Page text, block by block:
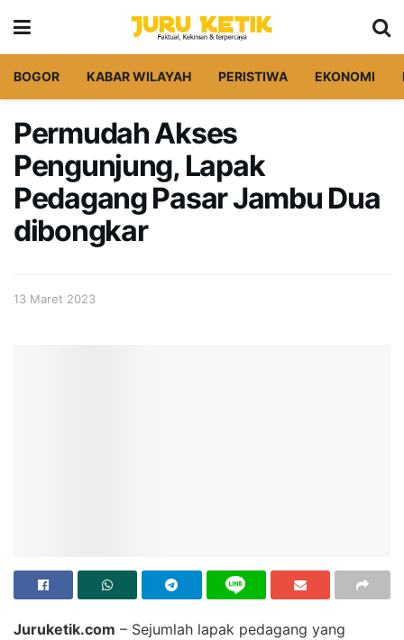
BOGOR KABAR WILAYAH PERISTIWA EKONOMI
Permudah Akses
Pengunjung, Lapak
Pedagang Pasar Jambu Dua
dibongkar
13 Maret 2023
Juruketik.com – Sejumlah lapak pedagang yang